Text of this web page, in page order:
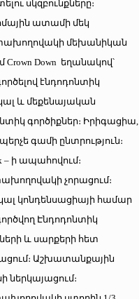
սկզբունքները։
ատամի մեկ
մեխանիկան
Crown Down եղանակով՝
էնդոդոնտիկ
և մեքենայական
գործիքներ։ Իրիգացիա,
գամի ընտրություն։
– ի ապահովում։
չորացում։
կոնդենսացիայի համար
Էնդոդոնտիկ
և սարքերի հետ
Աշխատանքային
ներկայացում։